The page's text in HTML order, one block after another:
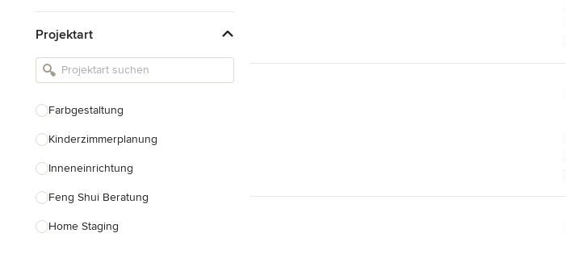
Landschaftsarchitekten
Armaturen & Sanitärbedarf
Einbauschränke
Projektart
Farbgestaltung
Kinderzimmerplanung
Inneneinrichtung
Feng Shui Beratung
Home Staging